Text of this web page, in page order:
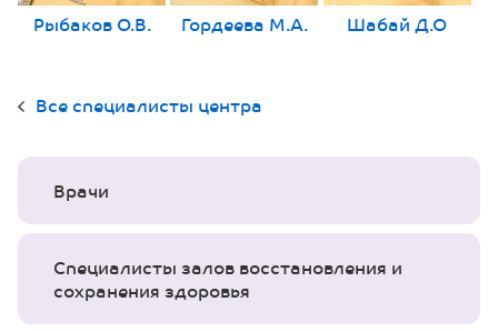
Врачи
Специалисты залов восстановления и
сохранения здоровья
Рыбаков О.В. Гордеева М.А. Шабай Д.О
Все специалисты центра